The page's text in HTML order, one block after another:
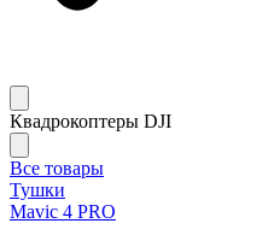
Квадрокоптеры DJI
Все товары
Тушки
Mavic 4 PRO